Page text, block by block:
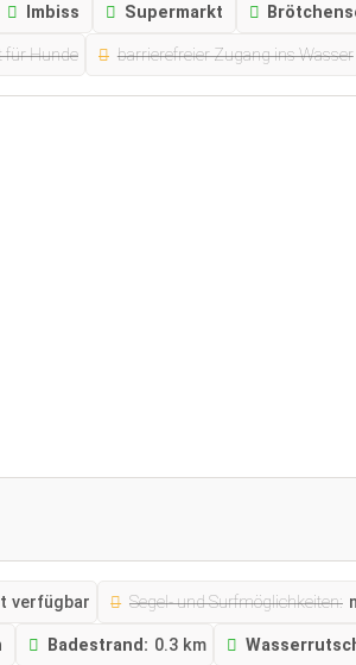
Imbiss Supermarkt
für Hunde barrierefreier Zugang ins Wasser
verfügbar Segel- und Surfmöglichkeiten:
Badestrand: 0.3 km